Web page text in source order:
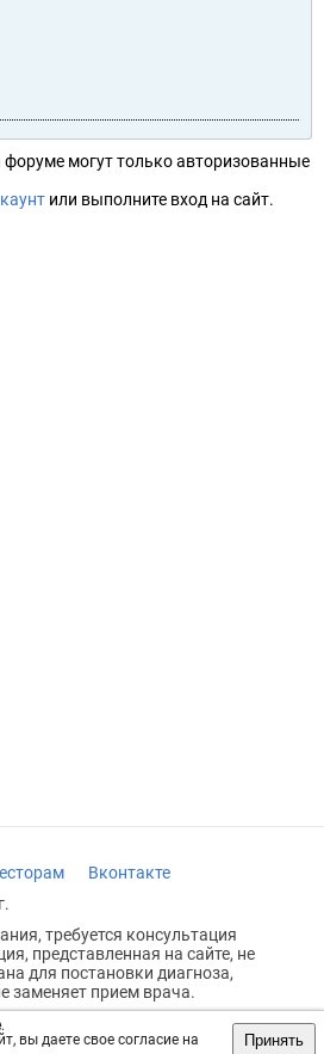
.
вы даете свое согласие на
Принять
могут только авторизованные
или выполните вход на сайт.
Вконтакте
требуется консультация
представленная на сайте, не
для постановки диагноза,
заменяет прием врача.
18+